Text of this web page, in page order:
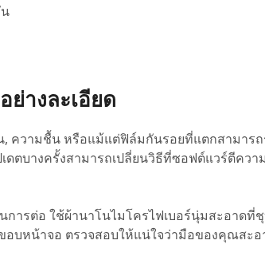
างละเอียด
, ความชื้น หรือแม้แต่ฟิล์มกันรอยที่แตกสามาร
ตบางครั้งสามารถเปลี่ยนวิธีที่ซอฟต์แวร์ตีควา
ารต่อ ใช้ผ้านาโนไมโครไฟเบอร์นุ่มสะอาดที่
บหน้าจอ ตรวจสอบให้แน่ใจว่ามือของคุณสะอ